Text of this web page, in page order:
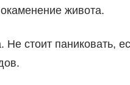
живота.
стоит паниковать,